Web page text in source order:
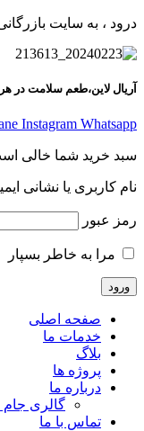
درود ، به سایت
آریال لاین،طعم سلامت در
Instagram Whatsapp
سبد خرید شما خالی
نام کاربری یا نشانی
رمز عبور
مرا به خاطر بسپار
صفحه اصلی
خدمات ما
بلاگ
پروژه ها
درباره ما
گالری جام
تماس با ما